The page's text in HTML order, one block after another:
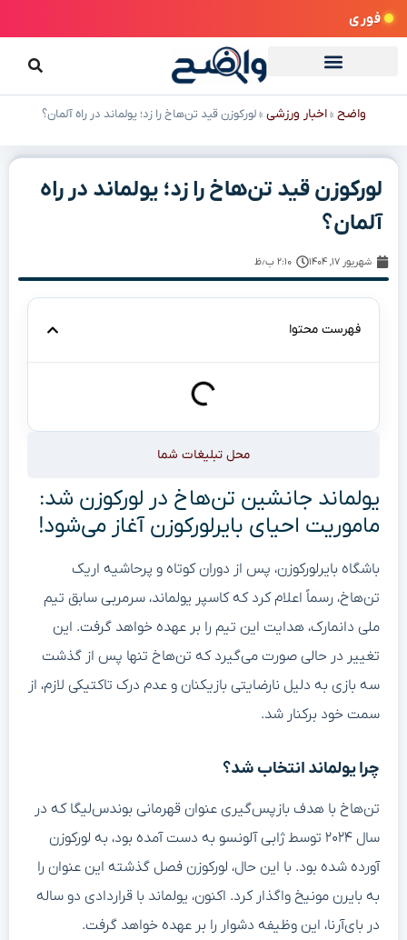
فوری
واضح»اخبار ورزشی»لورکوزن قید تن‌هاخ را زد؛ یولماند در راه آلمان؟
لورکوزن قید تن‌هاخ را زد؛ یولماند در راه
آلمان؟
شهریور ۱۷, ۱۴۰۴ ۲:۱۰ ب٫ظ
فهرست محتوا
محل تبلیغات شما
یولماند جانشین تن‌هاخ در لورکوزن شد:
ماموریت احیای بایرلورکوزن آغاز می‌شود!
باشگاه بایرلورکوزن، پس از دوران کوتاه و پرحاشیه اریک
تن‌هاخ، رسماً اعلام کرد که کاسپر یولماند، سرمربی سابق تیم
ملی دانمارک، هدایت این تیم را بر عهده خواهد گرفت. این
تغییر در حالی صورت می‌گیرد که تن‌هاخ تنها پس از گذشت
سه بازی به دلیل نارضایتی بازیکنان و عدم درک تاکتیکی لازم، از
سمت خود برکنار شد.
چرا یولماند انتخاب شد؟
تن‌هاخ با هدف بازپس‌گیری عنوان قهرمانی بوندس‌لیگا که در
سال ۲۰۲۴ توسط ژابی آلونسو به دست آمده بود، به لورکوزن
آورده شده بود. با این حال، لورکوزن فصل گذشته این عنوان را
به بایرن مونیخ واگذار کرد. اکنون، یولماند با قراردادی دو ساله
در بای‌آرنا، این وظیفه دشوار را بر عهده خواهد گرفت.